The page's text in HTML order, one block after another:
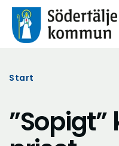
Start